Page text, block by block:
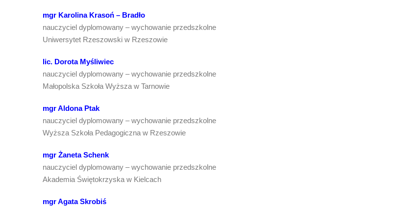
mgr Karolina Krasoń – Bradło
nauczyciel dyplomowany – wychowanie przedszkolne
Uniwersytet Rzeszowski w Rzeszowie
lic. Dorota Myśliwiec
nauczyciel dyplomowany – wychowanie przedszkolne
Małopolska Szkoła Wyższa w Tarnowie
mgr Aldona Ptak
nauczyciel dyplomowany – wychowanie przedszkolne
Wyższa Szkoła Pedagogiczna w Rzeszowie
mgr Żaneta Schenk
nauczyciel dyplomowany – wychowanie przedszkolne
Akademia Świętokrzyska w Kielcach
mgr Agata Skrobiś